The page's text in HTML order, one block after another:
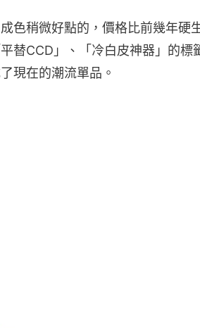
色稍微好點的，價格比前幾年硬
替CCD」、「冷白皮神器」的標
現在的潮流單品。